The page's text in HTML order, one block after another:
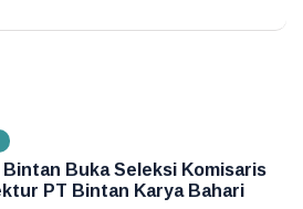
Bintan Buka Seleksi Komisaris
PT Bintan Karya Bahari